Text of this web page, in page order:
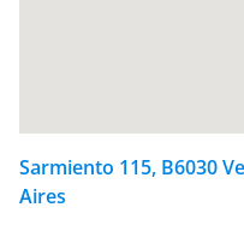
Sarmiento 115, B6030
Aires